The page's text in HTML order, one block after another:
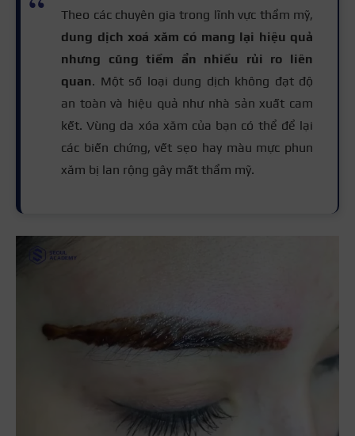
Theo các chuyên gia trong lĩnh vực thẩm mỹ,
dung dịch xoá xăm có mang lại hiệu quả
nhưng cũng tiềm ẩn nhiều rủi ro liên
quan. Một số loại dung dịch không đạt độ
an toàn và hiệu quả như nhà sản xuất cam
kết. Vùng da xóa xăm của bạn có thể để lại
các biến chứng, vết sẹo hay màu mực phun
xăm bị lan rộng gây mất thẩm mỹ.